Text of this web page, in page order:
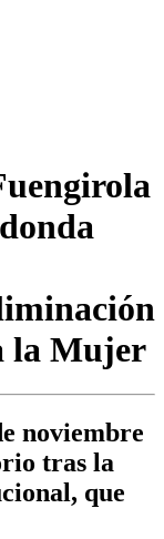
la Mujer
noviembre
tras la
que